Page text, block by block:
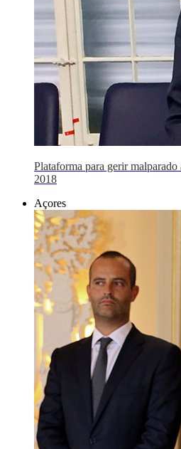
Plataforma para gerir
2018
Açores